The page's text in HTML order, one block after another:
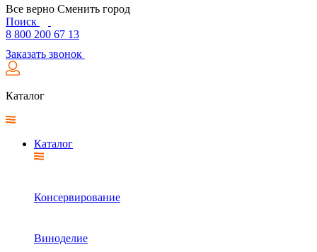
Все верно Сменить город
Поиск
8 800 200 67 13
Заказать звонок
Каталог
Каталог
Консервирование
Виноделие